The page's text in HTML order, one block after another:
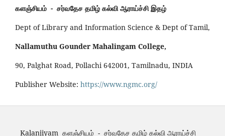
களஞ்சியம் - சர்வதேச தமிழ் கல்வி ஆராய்ச்சி இதழ்
Dept of Library and Information Science & Dept of Tamil,
Nallamuthu Gounder Mahalingam College,
90, Palghat Road, Pollachi 642001, Tamilnadu, INDIA
Publisher Website: https://www.ngmc.org/
Kalanjiyam களஞ்சியம் - சர்வதேச தமிழ் கல்வி ஆராய்ச்சி